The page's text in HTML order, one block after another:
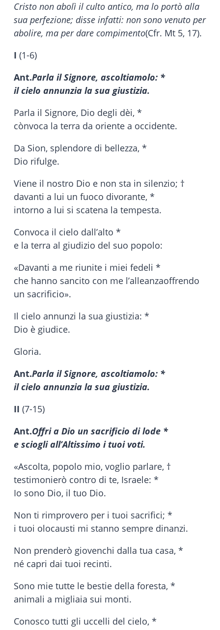
Cristo non abolì il culto antico, ma lo portò alla
sua perfezione; disse infatti: non sono venuto per
abolire, ma per dare compimento(Cfr. Mt 5, 17).
I (1-6)
Ant.Parla il Signore, ascoltiamolo: *
il cielo annunzia la sua giustizia.
Parla il Signore, Dio degli dèi, *
cònvoca la terra da oriente a occidente.
Da Sion, splendore di bellezza, *
Dio rifulge.
Viene il nostro Dio e non sta in silenzio; †
davanti a lui un fuoco divorante, *
intorno a lui si scatena la tempesta.
Convoca il cielo dall’alto *
e la terra al giudizio del suo popolo:
«Davanti a me riunite i miei fedeli *
che hanno sancito con me l’alleanzaoffrendo
un sacrificio».
Il cielo annunzi la sua giustizia: *
Dio è giudice.
Gloria.
Ant.Parla il Signore, ascoltiamolo: *
il cielo annunzia la sua giustizia.
II (7-15)
Ant.Offri a Dio un sacrificio di lode *
e sciogli all’Altissimo i tuoi voti.
«Ascolta, popolo mio, voglio parlare, †
testimonierò contro di te, Israele: *
Io sono Dio, il tuo Dio.
Non ti rimprovero per i tuoi sacrifici; *
i tuoi olocausti mi stanno sempre dinanzi.
Non prenderò giovenchi dalla tua casa, *
né capri dai tuoi recinti.
Sono mie tutte le bestie della foresta, *
animali a migliaia sui monti.
Conosco tutti gli uccelli del cielo, *